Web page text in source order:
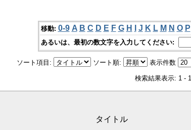
移動: 0-9 A B C D E F G H J K L M N O P
あるいは、最初の数文字を入力してください:
ソート項目: ソート順: 表示件数
検索結果表示: 1 -
タイトル